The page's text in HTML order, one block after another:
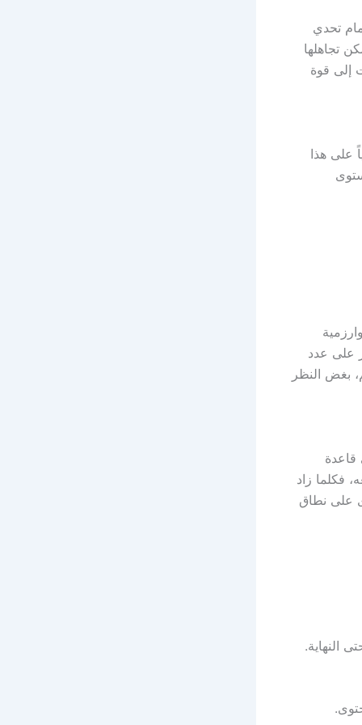
تحدي
منصة لا يمكن تجاهلها
إلى قوة
ما معدله 95 دقيقة يومياً على هذا
على عدد
بغض النظر
قاعدة
فكلما زاد
على نطاق
النهاية.